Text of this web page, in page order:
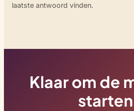
laatste antwoord vinden.
Klaar om de